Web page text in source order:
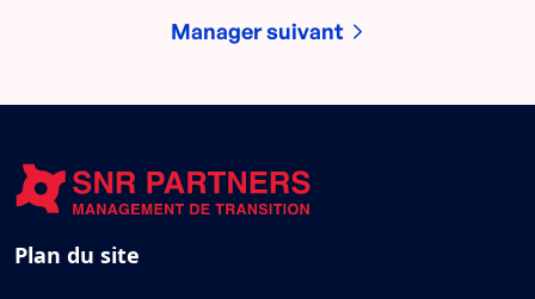
Manager suivant
Plan du site